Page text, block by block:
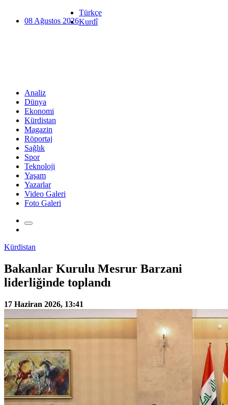
08 Ağustos 2026
Türkçe
Kurdî
Analiz
Dünya
Ekonomi
Kürdistan
Magazin
Röportaj
Sağlık
Spor
Teknoloji
Yaşam
Yazarlar
Video Galeri
Foto Galeri
Kürdistan
Bakanlar Kurulu Mesrur Barzani
liderliğinde toplandı
17 Haziran 2026, 13:41